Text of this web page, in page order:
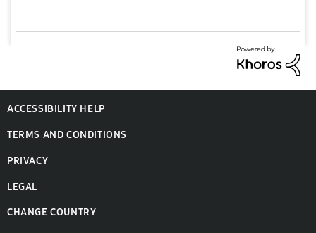
ACCESSIBILITY HELP
TERMS AND CONDITIONS
PRIVACY
LEGAL
CHANGE COUNTRY